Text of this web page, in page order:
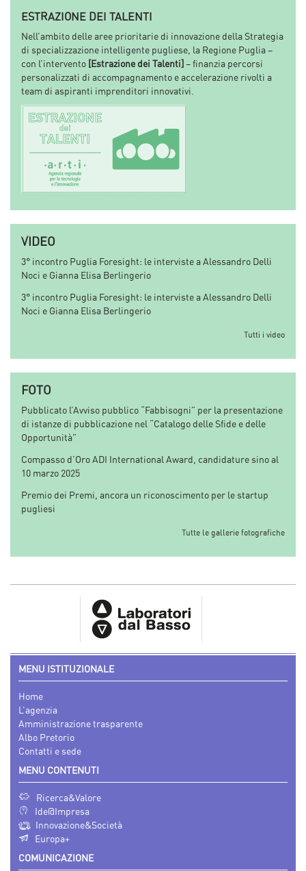
ESTRAZIONE DEI TALENTI
Nell’ambito delle aree prioritarie di innovazione della Strategia
di specializzazione intelligente pugliese, la Regione Puglia –
con l’intervento [Estrazione dei Talenti]– finanzia percorsi
personalizzati di accompagnamento e accelerazione rivolti a
team di aspiranti imprenditori innovativi.
VIDEO
3° incontro Puglia Foresight: le interviste a Alessandro Delli
Noci e Gianna Elisa Berlingerio
3° incontro Puglia Foresight: le interviste a Alessandro Delli
Noci e Gianna Elisa Berlingerio
Tutti i video
FOTO
Pubblicato l’Avviso pubblico “Fabbisogni” per la presentazione
di istanze di pubblicazione nel “Catalogo delle Sfide e delle
Opportunità”
Compasso d’Oro ADI International Award, candidature sino al
10 marzo 2025
Premio dei Premi, ancora un riconoscimento per le startup
pugliesi
Tutte le gallerie fotografiche
MENU ISTITUZIONALE
Home
L’agenzia
Amministrazione trasparente
Albo Pretorio
Contatti e sede
MENU CONTENUTI
Ricerca&Valore
Ide@Impresa
Innovazione&Società
Europa+
COMUNICAZIONE